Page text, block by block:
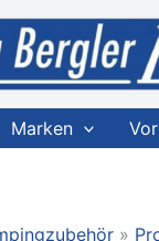
Marken